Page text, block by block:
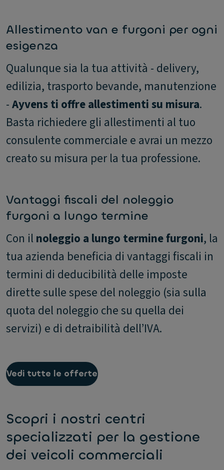
Allestimento van e furgoni per ogni
esigenza
Qualunque sia la tua attività - delivery,
edilizia, trasporto bevande, manutenzione
-Ayvens ti offre allestimenti su misura.
Basta richiedere gli allestimenti al tuo
consulente commerciale e avrai un mezzo
creato su misura per la tua professione.
Vantaggi fiscali del noleggio
furgoni a lungo termine
Con il noleggio a lungo termine furgoni, la
tua azienda beneficia di vantaggi fiscali in
termini di deducibilità delle imposte
dirette sulle spese del noleggio (sia sulla
quota del noleggio che su quella dei
servizi) e di detraibilità dell’IVA.
Vedi tutte le offerte
Scopri i nostri centri
specializzati per la gestione
dei veicoli commerciali